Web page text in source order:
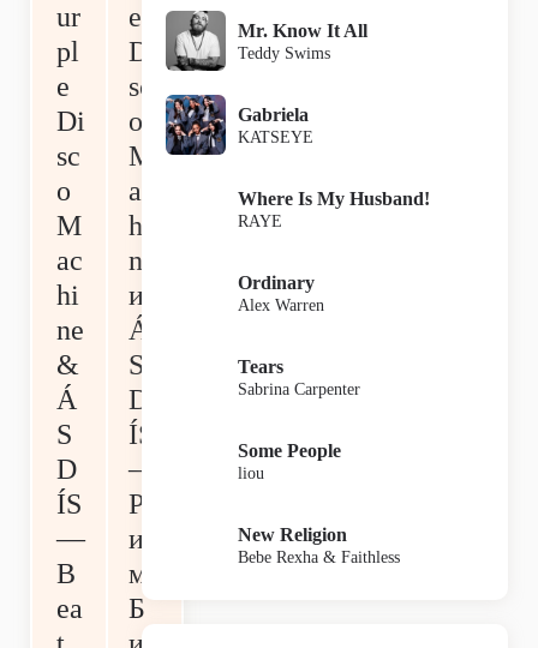
ur
pl
e
Di
sc
o
M
ac
hi
ne
&
Á
S
D
ÍS
—
B
ea
e
Di
sc
o
M
ac
hi
ne
и
Á
S
D
ÍS
—
Р
ит
м
Б
Mr. Know It All
Teddy Swims
Gabriela
KATSEYE
Where Is My Husband!
RAYE
Ordinary
Alex Warren
Tears
Sabrina Carpenter
Some People
liou
New Religion
Bebe Rexha & Faithless